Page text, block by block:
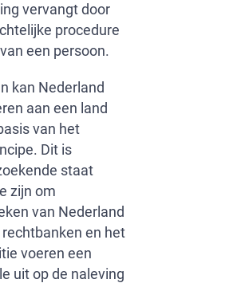
vervangt door
procedure
een persoon.
kan Nederland
aan een land
van het
Dit is
staat
zijn om
van Nederland
en het
voeren een
uit op de naleving